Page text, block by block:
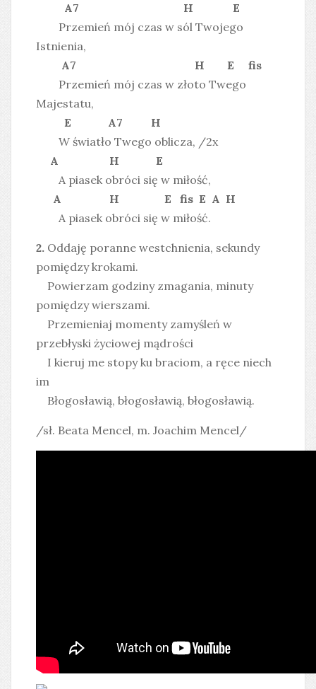
A7 H E
Przemień mój czas w sól Twojego
Istnienia,
A7 H E fis
Przemień mój czas w złoto Twego
Majestatu,
E A7 H
W światło Twego oblicza, /2x
A H E
A piasek obróci się w miłość,
A H E fis E A H
A piasek obróci się w miłość.
2. Oddaję poranne westchnienia, sekundy
pomiędzy krokami.
Powierzam godziny zmagania, minuty
pomiędzy wierszami.
Przemieniaj momenty zamyśleń w
przebłyski życiowej mądrości
I kieruj me stopy ku braciom, a ręce niech
im
Błogosławią, błogosławią, błogosławią.
/sł. Beata Mencel, m. Joachim Mencel/